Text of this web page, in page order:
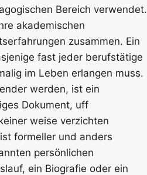
Bereich verwendet.
akademischen
zusammen. Ein
fast jeder berufstätige
im Leben erlangen muss.
werden, ist ein
Dokument, uff
weise verzichten
formeller und anders
persönlichen
ein Biografie oder ein